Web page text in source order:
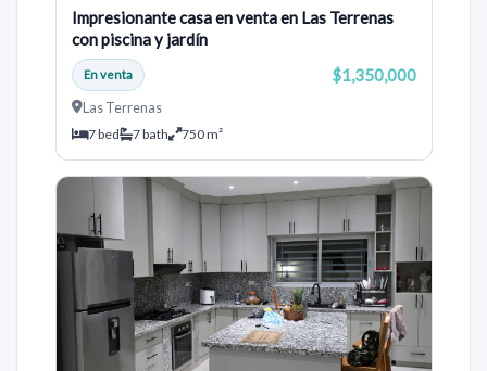
Impresionante casa en venta en Las Terrenas
con piscina y jardín
En venta $1,350,000
Las Terrenas
7 bed 7 bath 750 m²